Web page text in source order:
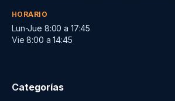
HORARIO
Lun-Jue 8:00 a 17:45
Vie 8:00 a 14:45
Categorías